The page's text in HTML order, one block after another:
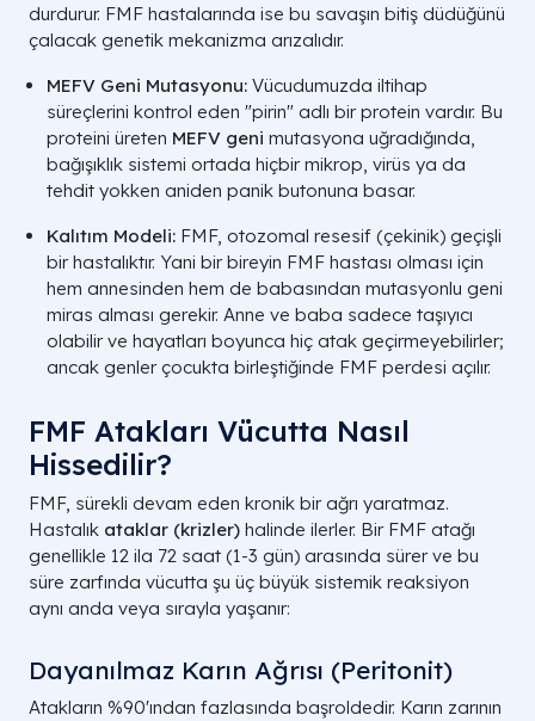
durdurur. FMF hastalarında ise bu savaşın bitiş düdüğünü
çalacak genetik mekanizma arızalıdır.
MEFV Geni Mutasyonu: Vücudumuzda iltihap
süreçlerini kontrol eden "pirin" adlı bir protein vardır. Bu
proteini üreten MEFV geni mutasyona uğradığında,
bağışıklık sistemi ortada hiçbir mikrop, virüs ya da
tehdit yokken aniden panik butonuna basar.
Kalıtım Modeli: FMF, otozomal resesif (çekinik) geçişli
bir hastalıktır. Yani bir bireyin FMF hastası olması için
hem annesinden hem de babasından mutasyonlu geni
miras alması gerekir. Anne ve baba sadece taşıyıcı
olabilir ve hayatları boyunca hiç atak geçirmeyebilirler;
ancak genler çocukta birleştiğinde FMF perdesi açılır.
FMF Atakları Vücutta Nasıl
Hissedilir?
FMF, sürekli devam eden kronik bir ağrı yaratmaz.
Hastalık ataklar (krizler) halinde ilerler. Bir FMF atağı
genellikle 12 ila 72 saat (1-3 gün) arasında sürer ve bu
süre zarfında vücutta şu üç büyük sistemik reaksiyon
aynı anda veya sırayla yaşanır:
Dayanılmaz Karın Ağrısı (Peritonit)
Atakların %90'ından fazlasında başroldedir. Karın zarının